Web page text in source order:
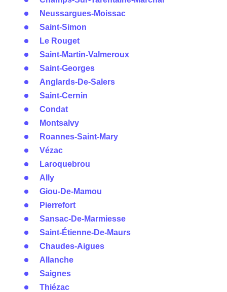
Neussargues-Moissac
Saint-Simon
Le Rouget
Saint-Martin-Valmeroux
Saint-Georges
Anglards-De-Salers
Saint-Cernin
Condat
Montsalvy
Roannes-Saint-Mary
Vézac
Laroquebrou
Ally
Giou-De-Mamou
Pierrefort
Sansac-De-Marmiesse
Saint-Étienne-De-Maurs
Chaudes-Aigues
Allanche
Saignes
Thiézac